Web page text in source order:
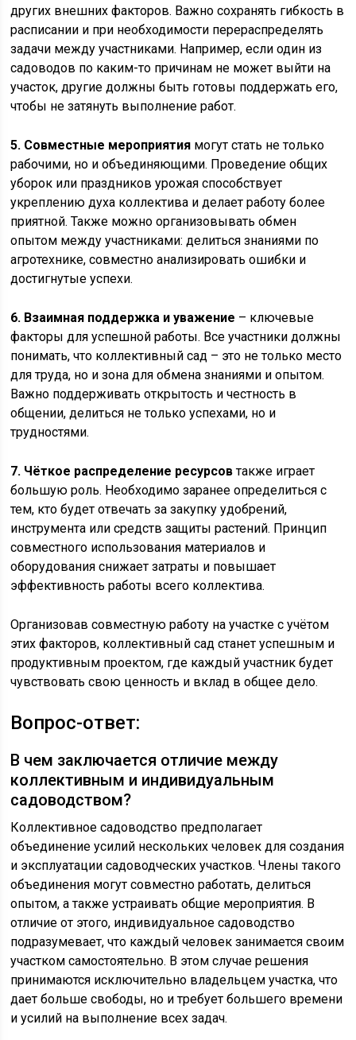
других внешних факторов. Важно сохранять гибкость в
расписании и при необходимости перераспределять
задачи между участниками. Например, если один из
садоводов по каким-то причинам не может выйти на
участок, другие должны быть готовы поддержать его,
чтобы не затянуть выполнение работ.
5. Совместные мероприятия могут стать не только
рабочими, но и объединяющими. Проведение общих
уборок или праздников урожая способствует
укреплению духа коллектива и делает работу более
приятной. Также можно организовывать обмен
опытом между участниками: делиться знаниями по
агротехнике, совместно анализировать ошибки и
достигнутые успехи.
6. Взаимная поддержка и уважение – ключевые
факторы для успешной работы. Все участники должны
понимать, что коллективный сад – это не только место
для труда, но и зона для обмена знаниями и опытом.
Важно поддерживать открытость и честность в
общении, делиться не только успехами, но и
трудностями.
7. Чёткое распределение ресурсовтакже играет
большую роль. Необходимо заранее определиться с
тем, кто будет отвечать за закупку удобрений,
инструмента или средств защиты растений. Принцип
совместного использования материалов и
оборудования снижает затраты и повышает
эффективность работы всего коллектива.
Организовав совместную работу на участке с учётом
этих факторов, коллективный сад станет успешным и
продуктивным проектом, где каждый участник будет
чувствовать свою ценность и вклад в общее дело.
Вопрос-ответ:
В чем заключается отличие между
коллективным и индивидуальным
садоводством?
Коллективное садоводство предполагает
объединение усилий нескольких человек для создания
и эксплуатации садоводческих участков. Члены такого
объединения могут совместно работать, делиться
опытом, а также устраивать общие мероприятия. В
отличие от этого, индивидуальное садоводство
подразумевает, что каждый человек занимается своим
участком самостоятельно. В этом случае решения
принимаются исключительно владельцем участка, что
дает больше свободы, но и требует большего времени
и усилий на выполнение всех задач.